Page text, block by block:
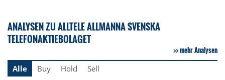
ANALYSEN ZU ALLTELE ALLMANNA SVENSKA
TELEFONAKTIEBOLAGET
mehr Analysen
Alle
Buy Hold Sell